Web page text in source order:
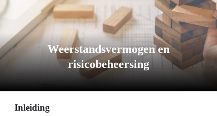
Weerstandsvermogen en
risicobeheersing
Inleiding